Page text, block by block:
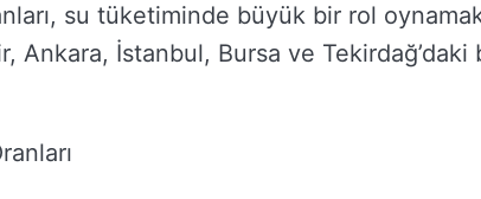
su tüketiminde büyük bir rol
Ankara, İstanbul, Bursa ve